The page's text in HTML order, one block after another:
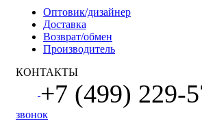
Оптовик/дизайнер
Доставка
Возврат/обмен
Производитель
КОНТАКТЫ
+7 (499) 229-
звонок